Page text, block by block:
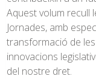
Aquest volum recull
Jornades, amb
transformació de
innovacions
del nostre dret.